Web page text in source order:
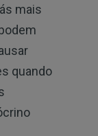
mais
quando